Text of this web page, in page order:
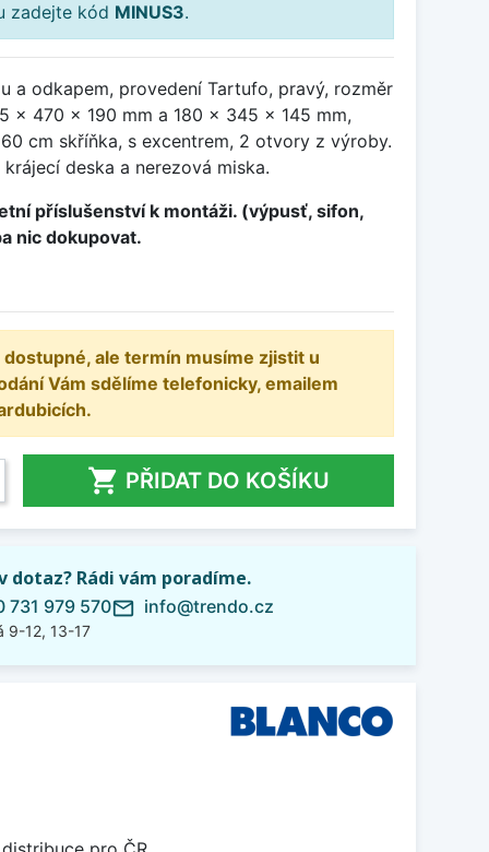
zadejte kód MINUS3.
a odkapem, provedení Tartufo, pravý, rozměr
x 470 x 190 mm a 180 x 345 x 145 mm,
cm skříňka, s excentrem, 2 otvory z výroby.
deska a nerezová miska.
příslušenství k montáži. (výpusť, sifon,
nic dokupovat.
ale termín musíme zjistit u
Vám sdělíme telefonicky, emailem
 PŘIDAT DO KOŠÍKU
dotaz? Rádi vám poradíme.
731 979 570
9-12, 13-17
mail_outline info@trendo.cz